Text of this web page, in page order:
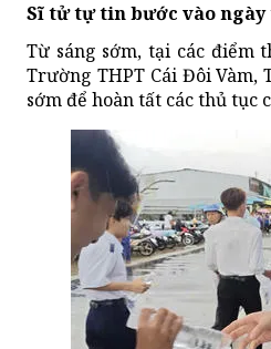
Sĩ tử tự tin bước vào
Từ sáng sớm, tại các điểm
Trường THPT Cái Đôi
sớm để hoàn tất các thủ